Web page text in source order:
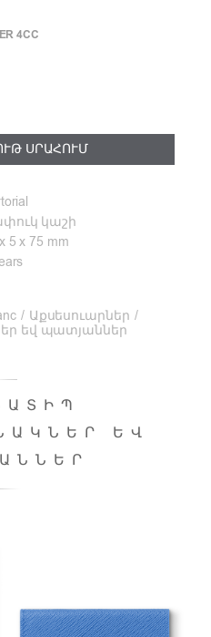
4CC
ՍՐԱՀՈՒՄ
կաշի
5 x 75 mm
/ Աքսեսուարներ /
եվ պատյաններ
ԵՎ